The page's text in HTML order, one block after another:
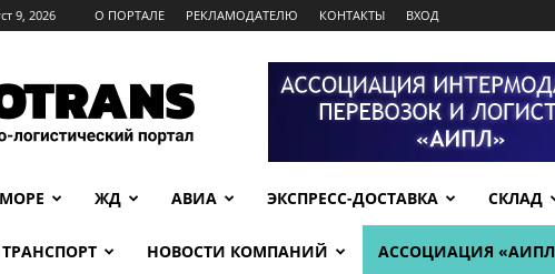
9, 2026 О ПОРТАЛЕ РЕКЛАМОДАТЕЛЮ КОНТАКТЫ ВХОД
МОРЕ ЖД АВИА ЭКСПРЕСС-ДОСТАВКА СКЛАД
НОВОСТИ КОМПАНИЙ АССОЦИАЦИЯ